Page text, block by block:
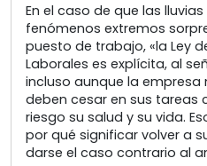
En el caso de que las
fenómenos extremos
puesto de trabajo, «la Ley
Laborales es explícita, al
incluso aunque la empresa
deben cesar en sus tareas
riesgo su salud y su vida.
por qué significar volver a
darse el caso contrario al